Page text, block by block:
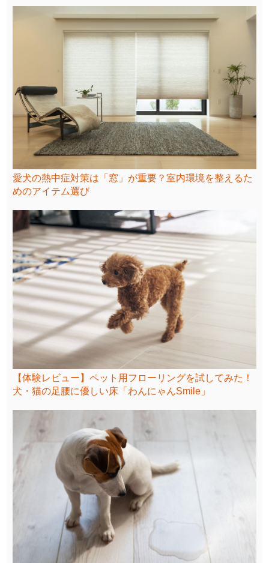
愛犬の熱中症対策は「窓」が重要？室内環境を整えるた
めのアイテム選び
【体験レビュー】ペット用フローリングを試してみた！
犬・猫の足腰に優しい床「わんにゃんSmile」